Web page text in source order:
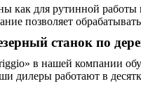
как для рутинной
позволяет
станок по
в нашей компании
дилеры работают в